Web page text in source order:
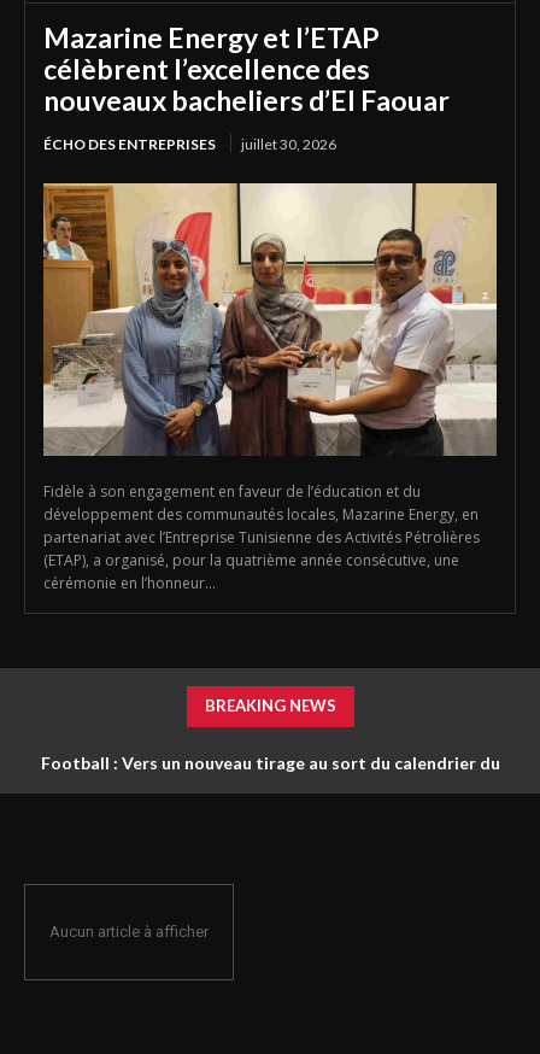
Mazarine Energy et l’ETAP
célèbrent l’excellence des
nouveaux bacheliers d’El Faouar
ÉCHO DES ENTREPRISES juillet 30, 2026
Fidèle à son engagement en faveur de l’éducation et du
développement des communautés locales, Mazarine Energy, en
partenariat avec l’Entreprise Tunisienne des Activités Pétrolières
(ETAP), a organisé, pour la quatrième année consécutive, une
cérémonie en l’honneur...
BREAKING NEWS
Football : Vers un nouveau tirage au sort du calendrier du
Aucun article à afficher